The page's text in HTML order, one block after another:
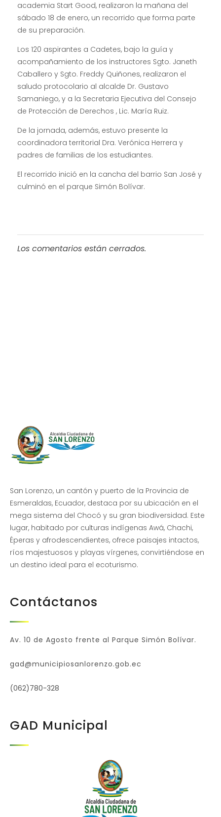
academia Start Good, realizaron la mañana del
sábado 18 de enero, un recorrido que forma parte
de su preparación.
Los 120 aspirantes a Cadetes, bajo la guía y
acompañamiento de los instructores Sgto. Janeth
Caballero y Sgto. Freddy Quiñones, realizaron el
saludo protocolario al alcalde Dr. Gustavo
Samaniego, y a la Secretaria Ejecutiva del Consejo
de Protección de Derechos , Lic. María Ruiz.
De la jornada, además, estuvo presente la
coordinadora territorial Dra. Verónica Herrera y
padres de familias de los estudiantes.
El recorrido inició en la cancha del barrio San José y
culminó en el parque Simón Bolívar.
Los comentarios están cerrados.
San Lorenzo, un cantón y puerto de la Provincia de
Esmeraldas, Ecuador, destaca por su ubicación en el
mega sistema del Chocó y su gran biodiversidad. Este
lugar, habitado por culturas indígenas Awá, Chachi,
Éperas y afrodescendientes, ofrece paisajes intactos,
ríos majestuosos y playas vírgenes, convirtiéndose en
un destino ideal para el ecoturismo.
Contáctanos
Av. 10 de Agosto frente al Parque Simón Bolívar.
gad@municipiosanlorenzo.gob.ec
(062)780-328
GAD Municipal